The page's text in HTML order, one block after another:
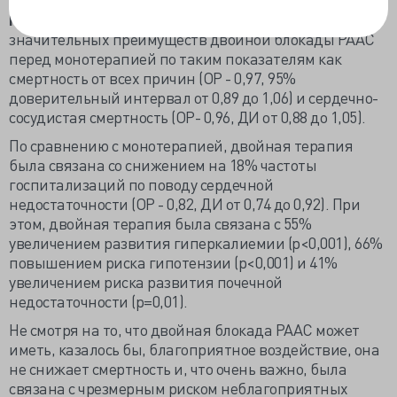
Результаты и выводы.
значительных преимуществ двойной блокады РААС
перед монотерапией по таким показателям как
смертность от всех причин (ОР - 0,97, 95%
доверительный интервал от 0,89 до 1,06) и сердечно-
сосудистая смертность (ОР- 0,96, ДИ от 0,88 до 1,05).
По сравнению с монотерапией, двойная терапия
была связана со снижением на 18% частоты
госпитализаций по поводу сердечной
недостаточности (ОР - 0,82, ДИ от 0,74 до 0,92). При
этом, двойная терапия была связана с 55%
увеличением развития гиперкалиемии (р<0,001), 66%
повышением риска гипотензии (р<0,001) и 41%
увеличением риска развития почечной
недостаточности (р=0,01).
Не смотря на то, что двойная блокада РААС может
иметь, казалось бы, благоприятное воздействие, она
не снижает смертность и, что очень важно, была
связана с чрезмерным риском неблагоприятных